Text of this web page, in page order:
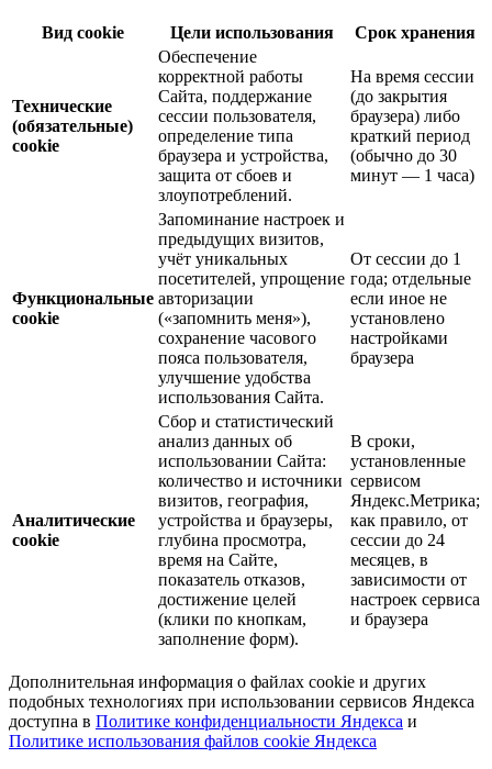
Вид cookie Цели использования Срок хранения
Технические
(обязательные)
cookie
Обеспечение
корректной работы
Сайта, поддержание
сессии пользователя,
определение типа
браузера и устройства,
защита от сбоев и
злоупотреблений.
На время сессии
(до закрытия
браузера) либо
краткий период
(обычно до 30
минут — 1 часа)
Функциональные
cookie
Запоминание настроек и
предыдущих визитов,
учёт уникальных
посетителей, упрощение
авторизации
(«запомнить меня»),
сохранение часового
пояса пользователя,
улучшение удобства
использования Сайта.
От сессии до 1
года; отдельные
если иное не
установлено
настройками
браузера
Аналитические
cookie
Сбор и статистический
анализ данных об
использовании Сайта:
количество и источники
визитов, география,
устройства и браузеры,
глубина просмотра,
время на Сайте,
показатель отказов,
достижение целей
(клики по кнопкам,
заполнение форм).
В сроки,
установленные
сервисом
Яндекс.Метрика;
как правило, от
сессии до 24
месяцев, в
зависимости от
настроек сервиса
и браузера
Дополнительная информация о файлах cookie и других
подобных технологиях при использовании сервисов Яндекса
доступна в Политике конфиденциальности Яндекса и
Политике использования файлов cookie Яндекса